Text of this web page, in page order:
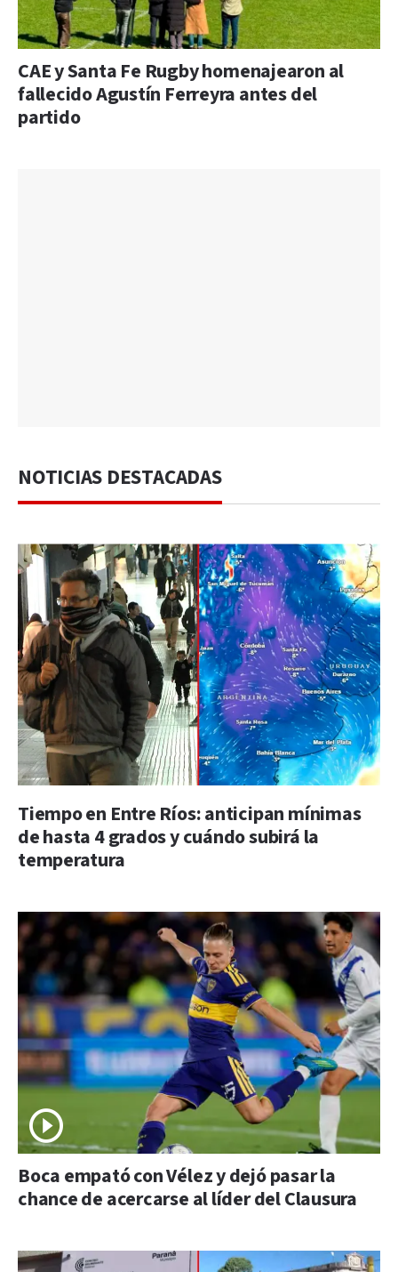
CAE y Santa Fe Rugby homenajearon al
fallecido Agustín Ferreyra antes del
partido
NOTICIAS DESTACADAS
Tiempo en Entre Ríos: anticipan mínimas
de hasta 4 grados y cuándo subirá la
temperatura
Boca empató con Vélez y dejó pasar la
chance de acercarse al líder del Clausura